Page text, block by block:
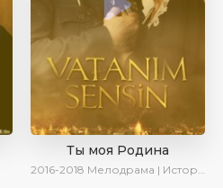
Ты моя Родина
2016-2018 Мелодрама | Исторический | Военный | Turok1990